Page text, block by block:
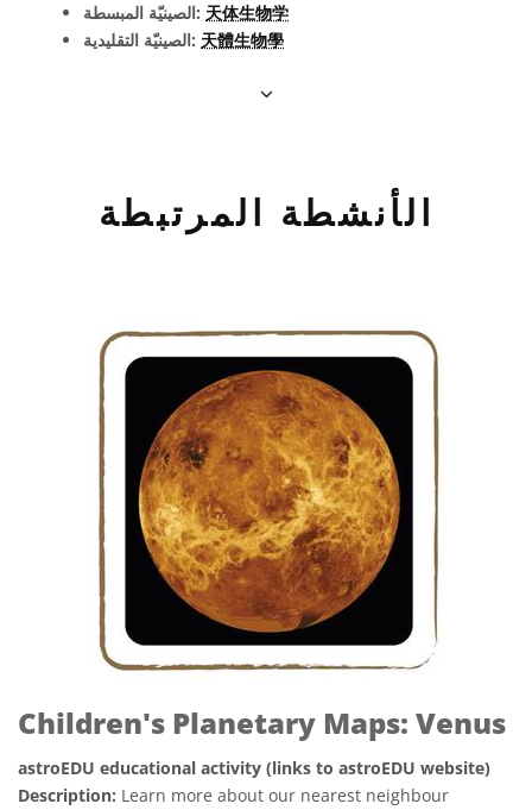
الصينيّة المبسطة: 天体生物学
الصينيّة التقليدية: 天體生物學
الأنشطة المرتبطة
Children's Planetary Maps: Venus
astroEDU educational activity (links to astroEDU website)
Description: Learn more about our nearest neighbour